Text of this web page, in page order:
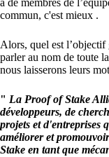
a de membres de
commun, c'est mieux .
Alors, quel est
parler au nom de toute
nous laisserons leurs
" La Proof of Stake
développeurs, de
projets et d'entreprises
améliorer et
Stake en tant que